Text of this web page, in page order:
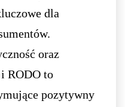
dla
oraz
RODO to
pozytywny